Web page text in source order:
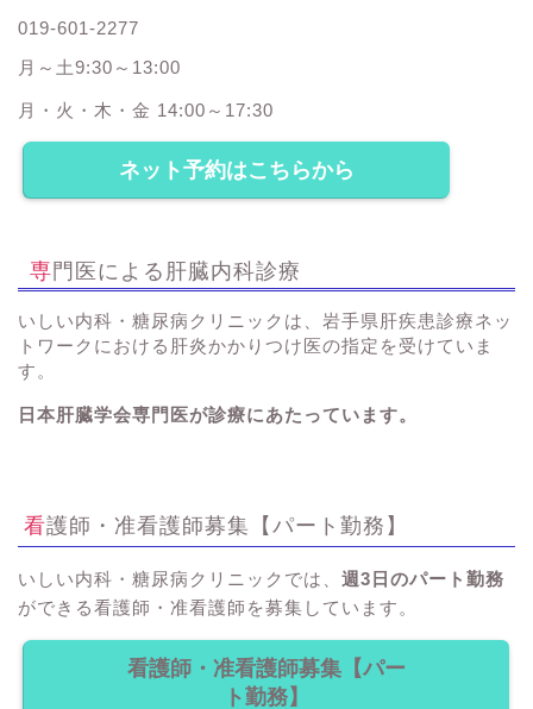
019-601-2277
月～土9:30～13:00
月・火・木・金 14:00～17:30
ネット予約はこちらから
専門医による肝臓内科診療
いしい内科・糖尿病クリニックは、岩手県肝疾患診療ネッ
トワークにおける肝炎かかりつけ医の指定を受けていま
す。
日本肝臓学会専門医が診療にあたっています。
看護師・准看護師募集【パート勤務】
いしい内科・糖尿病クリニックでは、 週3日のパート勤務
ができる看護師・准看護師を募集しています。
看護師・准看護師募集【パー
ト勤務】